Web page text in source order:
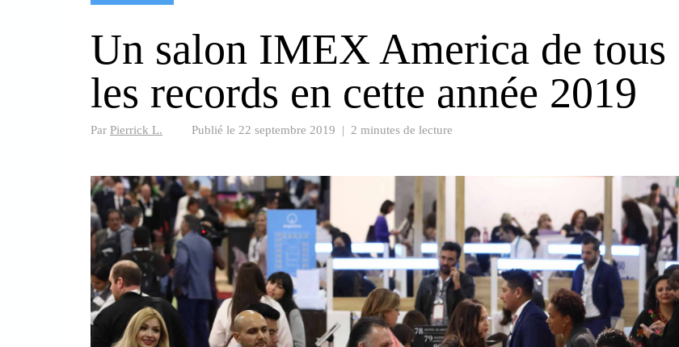
Un salon IMEX America de tous
les records en cette année 2019
Par Pierrick L. Publié le 22 septembre 2019 | 2 minutes de lecture